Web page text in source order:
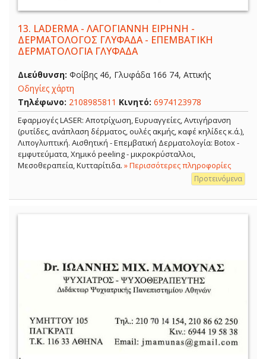
13. LADERMA - ΛΑΓΟΓΙΑΝΝΗ ΕΙΡΗΝΗ -
ΔΕΡΜΑΤΟΛΟΓΟΣ ΓΛΥΦΑΔΑ - ΕΠΕΜΒΑΤΙΚΗ
ΔΕΡΜΑΤΟΛΟΓΙΑ ΓΛΥΦΑΔΑ
Διεύθυνση: Φοίβης 46, Γλυφάδα 166 74, Αττικής
Οδηγίες χάρτη
Τηλέφωνο: 2108985811 Κινητό: 6974123978
Εφαρμογές LASER: Αποτρίχωση, Ευρυαγγείες, Αντιγήρανση
(ρυτίδες, ανάπλαση δέρματος, ουλές ακμής, καφέ κηλίδες κ.ά.),
Λιπογλυπτική. Αισθητική - Επεμβατική Δερματολογία: Botox -
εμφυτεύματα, Χημικό peeling - μικροκρύσταλλοι,
Μεσοθεραπεία, Κυτταρίτιδα. » Περισσότερες πληροφορίες
Προτεινόμενα